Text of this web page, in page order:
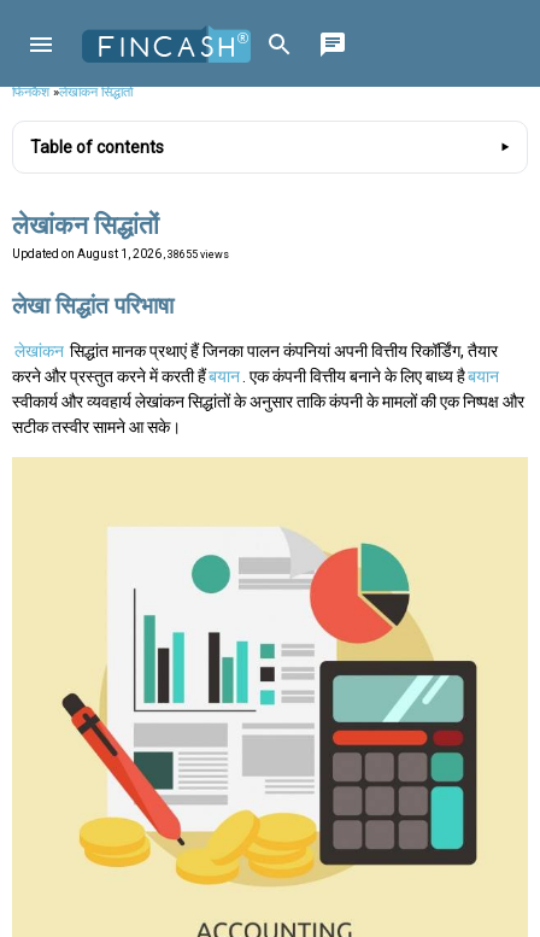
फिनकैश»लेखांकन सिद्धांतों
Table of contents
लेखांकन सिद्धांतों
Updated on August 1, 2026 , 38655 views
लेखा सिद्धांत परिभाषा
लेखांकन सिद्धांत मानक प्रथाएं हैं जिनका पालन कंपनियां अपनी वित्तीय रिकॉर्डिंग, तैयार
करने और प्रस्तुत करने में करती हैंबयान . एक कंपनी वित्तीय बनाने के लिए बाध्य हैबयान
स्वीकार्य और व्यवहार्य लेखांकन सिद्धांतों के अनुसार ताकि कंपनी के मामलों की एक निष्पक्ष और
सटीक तस्वीर सामने आ सके।